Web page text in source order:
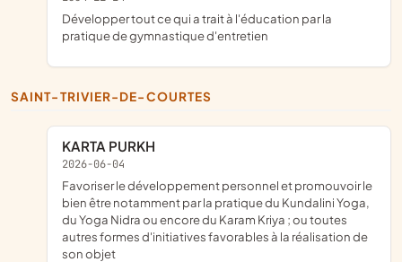
développer tout ce qui a trait à l'éducation par la
pratique de gymnastique d'entretien
SAINT-TRIVIER-DE-COURTES
KARTA PURKH
2026-06-04
favoriser le développement personnel et promouvoir le
bien être notamment par la pratique du Kundalini Yoga,
du Yoga Nidra ou encore du Karam Kriya ; ou toutes
autres formes d'initiatives favorables à la réalisation de
son objet